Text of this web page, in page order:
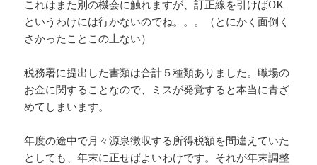
これはまた別の機会に触れますが、訂正線を引けばOK
というわけには行かないのでね。。。（とにかく面倒く
さかったことこの上ない）
税務署に提出した書類は合計５種類ありました。職場の
お金に関することなので、ミスが発覚すると本当に青ざ
めてしまいます。
年度の途中で月々源泉徴収する所得税額を間違えていた
としても、年末に正せばよいわけです。それが年末調整